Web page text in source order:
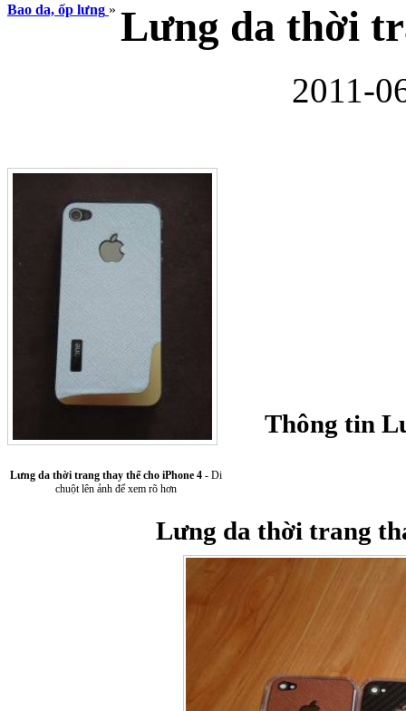
Bao da, ốp lưng » Lưng da thời
2011-
Lưng da thời trang thay thế cho iPhone 4 - Di
chuột lên ảnh để xem rõ hơn
Thông tin
Lưng da thời trang